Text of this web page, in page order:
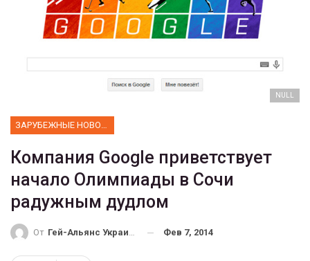
NULL
Компания Google приветствует
начало Олимпиады в Сочи
радужным дудлом
От Гей-Альянс Украина Фев 7, 2014